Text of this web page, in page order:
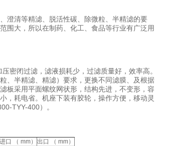
澄清等精滤、脱活性碳、除微粒、半精滤的要
围大，所以在制药、化工、食品等行业有广泛用
密闭过滤，滤液损耗少，过滤质量好，效率高。
、半精滤、精滤）要求，更换不同滤膜、及根据
板采用平面螺纹网状形，结构先进，不变形，容
，耗电省。机座下装有胶轮，操作方便，移动灵
TYY-400）。
进口 （ mm） 出口 （ mm）